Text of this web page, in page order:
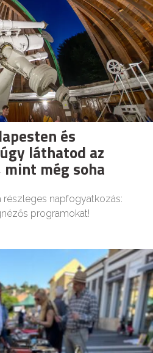
és
láthatod az
még soha
részleges napfogyatkozás:
programokat!